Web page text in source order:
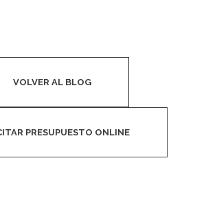
VOLVER AL BLOG
PRESUPUESTO ONLINE